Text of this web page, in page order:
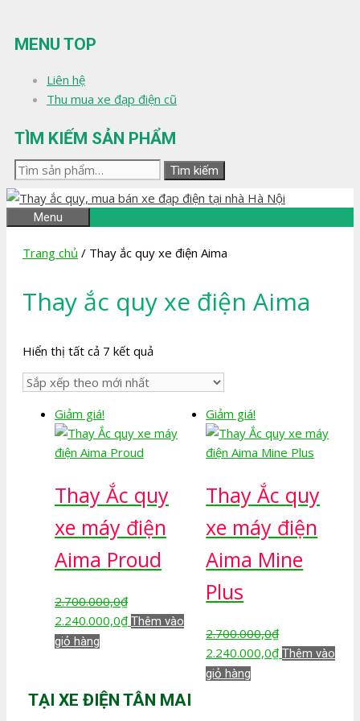
đến
nội
MENU TOP
Liên hệ
Thu mua xe đạp điện cũ
TÌM KIẾM SẢN PHẨM
Tìm
kiếm:
Tìm kiếm
Menu
Trang chủ / Thay ắc quy xe điện Aima
Thay ắc quy xe điện Aima
Hiển thị tất cả 7 kết quảĐã
sắp
xếp
mới
nhất
Giảm giá!
Thay Ắc quy
xe máy điện
Aima Proud
2.700.000,0₫
Giá
gốc
2.240.000,0₫Giá
2.240.000,0₫.
Thêm vào
giỏ hàng
Giảm giá!
Thay Ắc quy
xe máy điện
Aima Mine
Plus
2.700.000,0₫
Giá
gốc
2.240.000,0₫Giá
Thêm vào
giỏ hàng
TẠI XE ĐIỆN TÂN MAI